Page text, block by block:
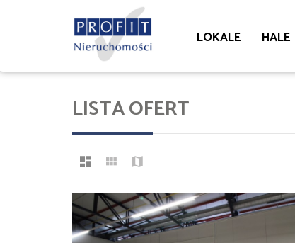
LOKALE HALE
LISTA OFERT